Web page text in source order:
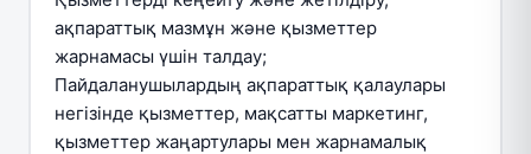
ақпараттық мазмұн және қызметтер
жарнамасы үшін талдау;
Пайдаланушылардың ақпараттық қалаулары
негізінде қызметтер, мақсатты маркетинг,
қызметтер жаңартулары мен жарнамалық